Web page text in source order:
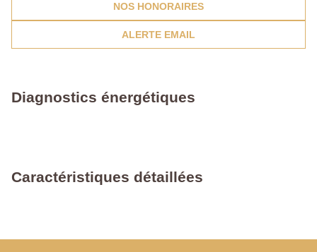
NOS HONORAIRES
ALERTE EMAIL
Diagnostics énergétiques
Caractéristiques détaillées